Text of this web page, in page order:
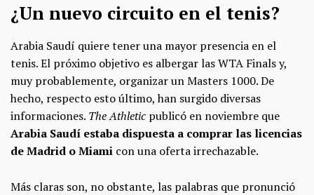
¿Un nuevo circuito en el tenis?
Arabia Saudí quiere tener una mayor presencia en el
tenis. El próximo objetivo es albergar las WTA Finals y,
muy probablemente, organizar un Masters 1000. De
hecho, respecto esto último, han surgido diversas
informaciones. The Athletic publicó en noviembre que
Arabia Saudí estaba dispuesta a comprar las licencias
de Madrid o Miami con una oferta irrechazable.
Más claras son, no obstante, las palabras que pronunció